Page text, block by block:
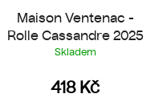
Maison Ventenac -
Rolle Cassandre 2025
Skladem
418 Kč